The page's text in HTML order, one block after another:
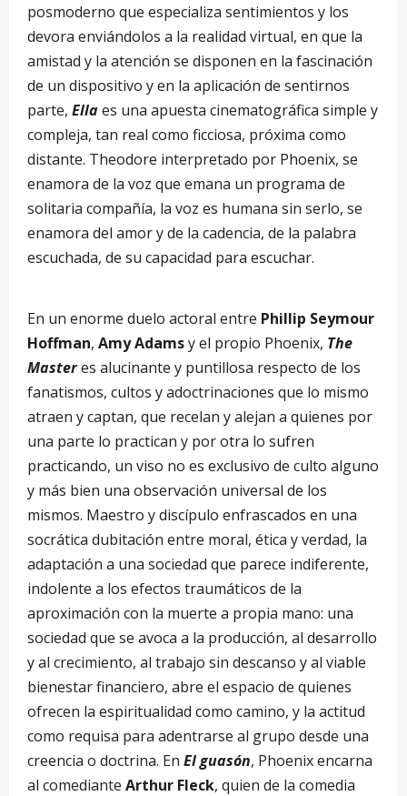
posmoderno que especializa sentimientos y los
devora enviándolos a la realidad virtual, en que la
amistad y la atención se disponen en la fascinación
de un dispositivo y en la aplicación de sentirnos
parte, Ellaes una apuesta cinematográfica simple y
compleja, tan real como ficciosa, próxima como
distante. Theodore interpretado por Phoenix, se
enamora de la voz que emana un programa de
solitaria compañía, la voz es humana sin serlo, se
enamora del amor y de la cadencia, de la palabra
escuchada, de su capacidad para escuchar.
En un enorme duelo actoral entre Phillip Seymour
Hoffman, Amy Adamsy el propio Phoenix, The
Masteres alucinante y puntillosa respecto de los
fanatismos, cultos y adoctrinaciones que lo mismo
atraen y captan, que recelan y alejan a quienes por
una parte lo practican y por otra lo sufren
practicando, un viso no es exclusivo de culto alguno
y más bien una observación universal de los
mismos. Maestro y discípulo enfrascados en una
socrática dubitación entre moral, ética y verdad, la
adaptación a una sociedad que parece indiferente,
indolente a los efectos traumáticos de la
aproximación con la muerte a propia mano: una
sociedad que se avoca a la producción, al desarrollo
y al crecimiento, al trabajo sin descanso y al viable
bienestar financiero, abre el espacio de quienes
ofrecen la espiritualidad como camino, y la actitud
como requisa para adentrarse al grupo desde una
creencia o doctrina. En El guasón, Phoenix encarna
al comediante Arthur Fleck, quien de la comedia